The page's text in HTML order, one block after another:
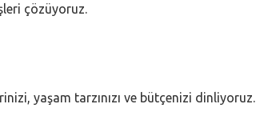
çözüyoruz.
yaşam tarzınızı ve bütçenizi dinliyoruz.